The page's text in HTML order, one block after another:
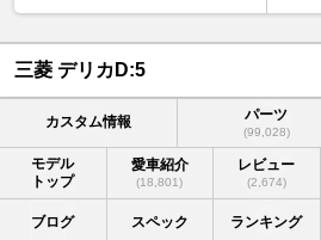
三菱 デリカD:5
カスタム情報 パーツ
(99,028)
モデル
トップ
愛車紹介
(18,801)
レビュー
(2,674)
ブログ スペック ランキング